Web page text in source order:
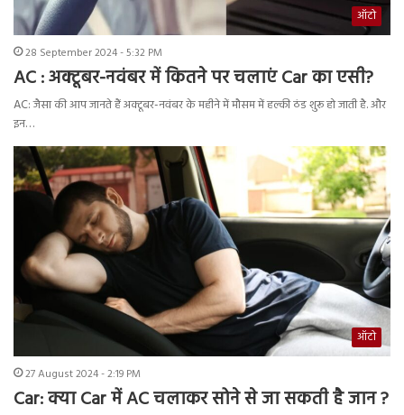
ऑटो
28 September 2024 - 5:32 PM
AC : अक्टूबर-नवंबर में कितने पर चलाएं Car का एसी?
AC: जैसा की आप जानते हैं अक्टूबर-नवंबर के महीने में मौसम में हल्की ठंड शुरू हो जाती है. और
इन…
ऑटो
27 August 2024 - 2:19 PM
Car: क्या Car में AC चलाकर सोने से जा सकती है जान ?